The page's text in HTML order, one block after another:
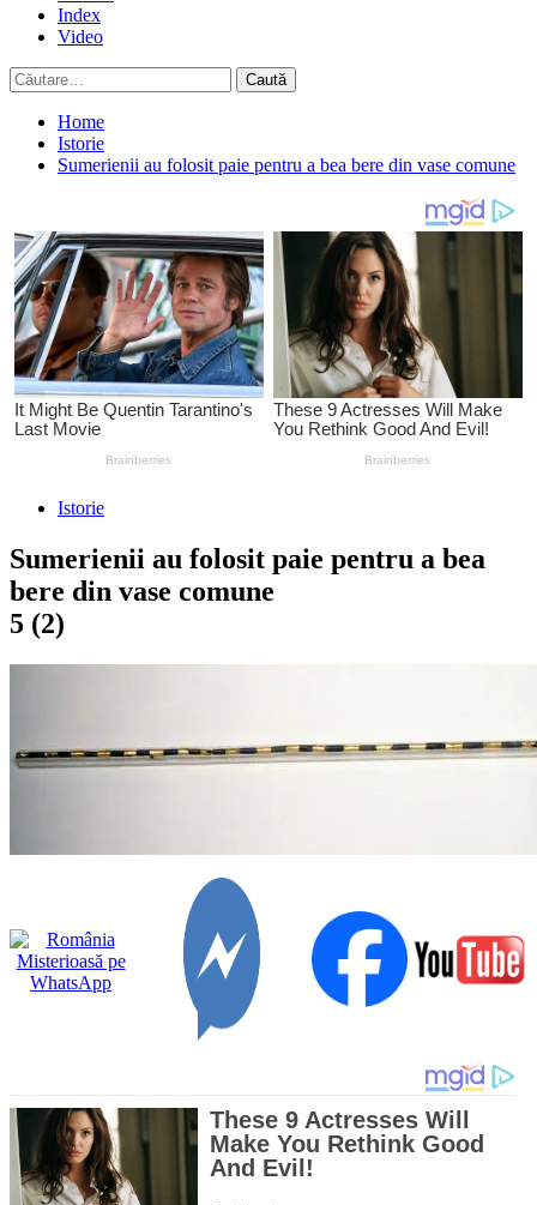
Index
Video
Caută
după:
Home
Istorie
Sumerienii au folosit paie pentru a bea bere din vase comune
Istorie
Sumerienii au folosit paie pentru a bea
bere din vase comune
5 (2)